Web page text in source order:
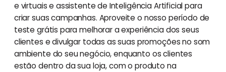
e virtuais e assistente de Inteligência Artificial para
criar suas campanhas. Aproveite o nosso período de
teste grátis para melhorar a experiência dos seus
clientes e divulgar todas as suas promoções no som
ambiente do seu negócio, enquanto os clientes
estão dentro da sua loja, com o produto na